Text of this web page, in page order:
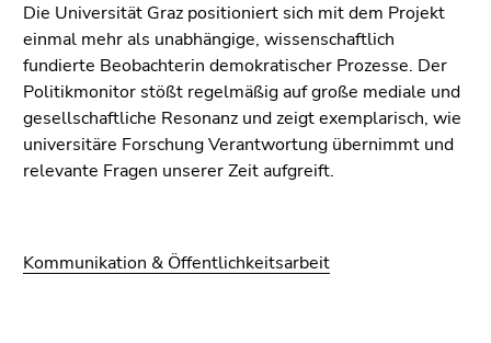
Die Universität Graz positioniert sich mit dem Projekt
einmal mehr als unabhängige, wissenschaftlich
fundierte Beobachterin demokratischer Prozesse. Der
Politikmonitor stößt regelmäßig auf große mediale und
gesellschaftliche Resonanz und zeigt exemplarisch, wie
universitäre Forschung Verantwortung übernimmt und
relevante Fragen unserer Zeit aufgreift.
Kommunikation & Öffentlichkeitsarbeit